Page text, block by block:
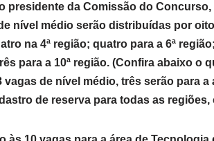
presidente da Comissão do
nível médio serão distribuídas por
na 4ª região; quatro para a 6ª
para a 10ª região. (Confira abaixo
vagas de nível médio, três serão para
de reserva para todas as